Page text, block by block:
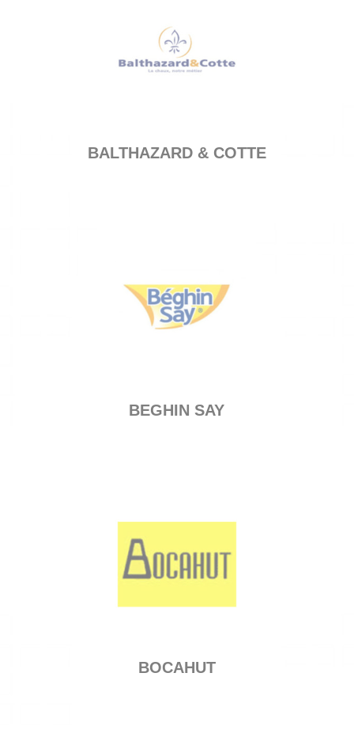
BALTHAZARD & COTTE
BEGHIN SAY
BOCAHUT